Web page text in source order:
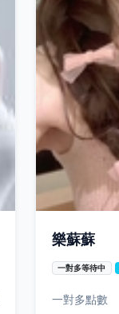
樂蘇蘇
一對多等待中
一對多點數